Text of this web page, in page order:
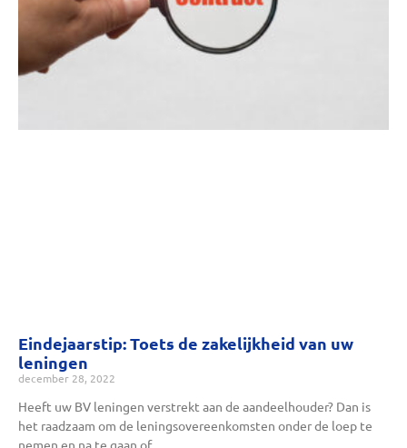
Eindejaarstip: Toets de zakelijkheid van uw
leningen
december 28, 2022
Heeft uw BV leningen verstrekt aan de aandeelhouder? Dan is
het raadzaam om de leningsovereenkomsten onder de loep te
nemen en na te gaan of